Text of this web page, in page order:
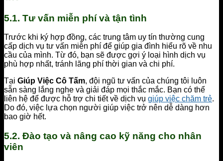
5.1. Tư vấn miễn phí và tận tình
Trước khi ký hợp đồng, các trung tâm uy tín thường cung
cấp dịch vụ tư vấn miễn phí để giúp gia đình hiểu rõ về nhu
cầu của mình. Từ đó, bạn sẽ được gợi ý loại hình dịch vụ
phù hợp nhất, tránh lãng phí thời gian và chi phí.
Tại Giúp Việc Cô Tấm, đội ngũ tư vấn của chúng tôi luôn
sẵn sàng lắng nghe và giải đáp mọi thắc mắc. Bạn có thể
liên hệ để được hỗ trợ chi tiết về dịch vụ giúp việc chăm trẻ.
Do đó, việc lựa chọn người giúp việc trở nên dễ dàng hơn
bao giờ hết.
5.2. Đào tạo và nâng cao kỹ năng cho nhân
viên